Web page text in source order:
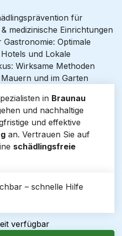
für
medizinische Einrichtungen
Optimale
und Lokale
Wirksame Methoden
und im Garten
in Braunau
und nachhaltige
und effektive
an. Vertrauen Sie auf
schädlingsfreie
– schnelle Hilfe
verfügbar